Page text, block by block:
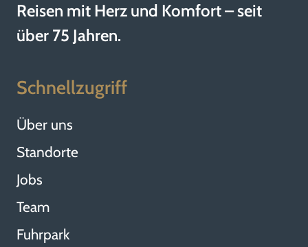
Reisen mit Herz und Komfort – seit
über 75 Jahren.
Schnellzugriff
Über uns
Standorte
Jobs
Team
Fuhrpark